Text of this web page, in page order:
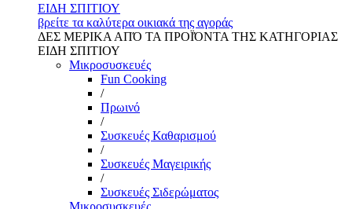
ΕΙΔΗ ΣΠΙΤΙΟΥ
βρείτε τα καλύτερα οικιακά της αγοράς
ΔΕΣ ΜΕΡΙΚΑ ΑΠΌ ΤΑ ΠΡΟΪΌΝΤΑ ΤΗΣ ΚΑΤΗΓΟΡΙΑΣ
ΕΙΔΗ ΣΠΙΤΙΟΥ
Μικροσυσκευές
Fun Cooking
/
Πρωινό
/
Συσκευές Καθαρισμού
/
Συσκευές Μαγειρικής
/
Συσκευές Σιδερώματος
Μικροσυσκευές